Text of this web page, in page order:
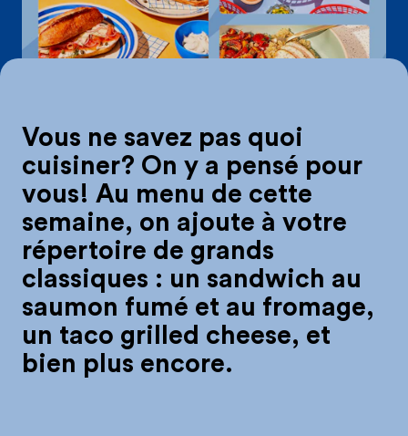
Vous ne savez pas quoi
cuisiner? On y a pensé pour
vous! Au menu de cette
semaine, on ajoute à votre
répertoire de grands
classiques : un sandwich au
saumon fumé et au fromage,
un taco grilled cheese, et
bien plus encore.